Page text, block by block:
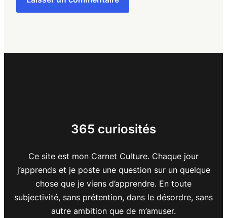
365 curiosités
Ce site est mon Carnet Culture. Chaque jour
j’apprends et je poste une question sur un quelque
chose que je viens d’apprendre. En toute
subjectivité, sans prétention, dans le désordre, sans
autre ambition que de m’amuser.